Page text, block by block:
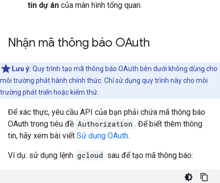
tin dự án của màn hình tổng quan.
Nhận mã thông báo OAuth
Lưu ý: Quy trình tạo mã thông báo OAuth bên dưới không dùng cho
môi trường phát hành chính thức. Chỉ sử dụng quy trình này cho môi
trường phát triển hoặc kiểm thử.
Để xác thực, yêu cầu API của bạn phải chứa mã thông báo
OAuth trong tiêu đề Authorization . Để biết thêm thông
tin, hãy xem bài viết Sử dụng OAuth.
Ví dụ: sử dụng lệnh gcloud sau để tạo mã thông báo: